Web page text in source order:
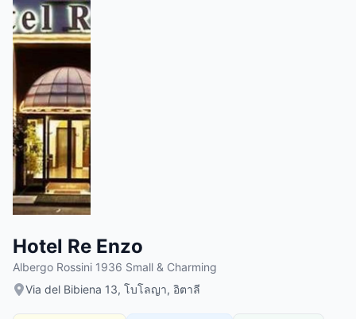
Hotel Re Enzo
Albergo Rossini 1936 Small & Charming
Via del Bibiena 13, โบโลญา, อิตาลี